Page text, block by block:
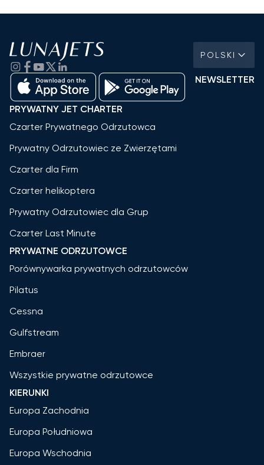
POLSKI
NEWSLETTER
PRYWATNY JET CHARTER
Czarter Prywatnego Odrzutowca
Prywatny Odrzutowiec ze Zwierzętami
Czarter dla Firm
Czarter helikoptera
Prywatny Odrzutowiec dla Grup
Czarter Last Minute
PRYWATNE ODRZUTOWCE
Porównywarka prywatnych odrzutowców
Pilatus
Cessna
Gulfstream
Embraer
Wszystkie prywatne odrzutowce
KIERUNKI
Europa Zachodnia
Europa Południowa
Europa Wschodnia